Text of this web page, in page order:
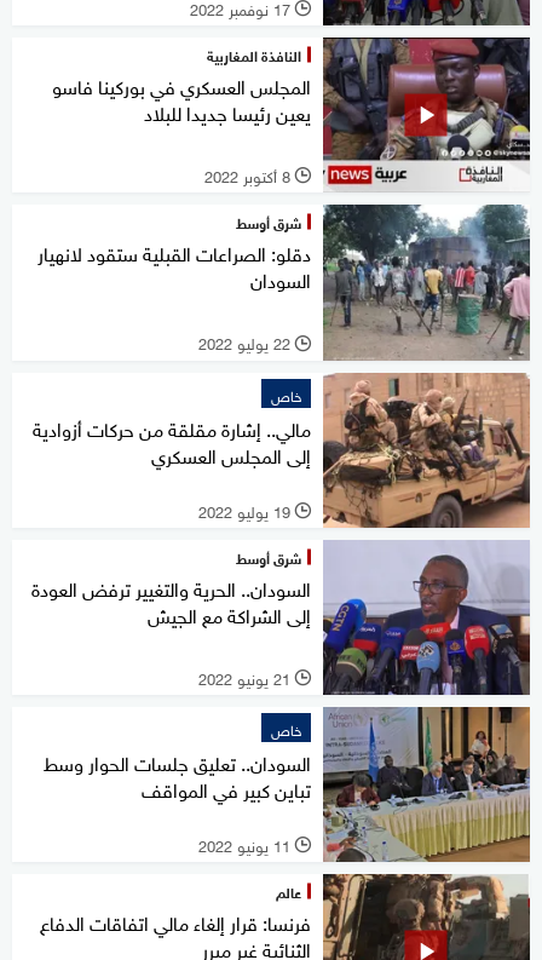
l 17 نوفمبر 2022
النافذة المغاربية
المجلس العسكري في بوركينا فاسو
يعين رئيسا جديدا للبلاد
l 8 أكتوبر 2022
شرق أوسط
دقلو: الصراعات القبلية ستقود لانهيار
السودان
l 22 يوليو 2022
خاص
مالي.. إشارة مقلقة من حركات أزوادية
إلى المجلس العسكري
l 19 يوليو 2022
شرق أوسط
السودان.. الحرية والتغيير ترفض العودة
إلى الشراكة مع الجيش
l 21 يونيو 2022
خاص
السودان.. تعليق جلسات الحوار وسط
تباين كبير في المواقف
l 11 يونيو 2022
عالم
فرنسا: قرار إلغاء مالي اتفاقات الدفاع
الثنائية غير مبرر